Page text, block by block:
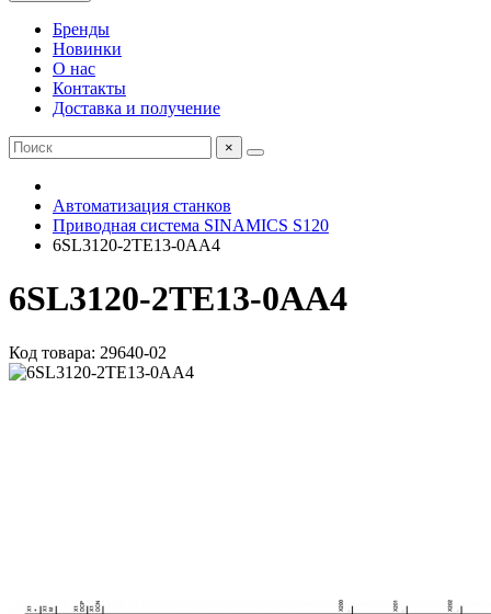
Бренды
Новинки
О нас
Контакты
Доставка и получение
×
Автоматизация станков
Приводная система SINAMICS S120
6SL3120-2TE13-0AA4
6SL3120-2TE13-0AA4
Код товара: 29640-02